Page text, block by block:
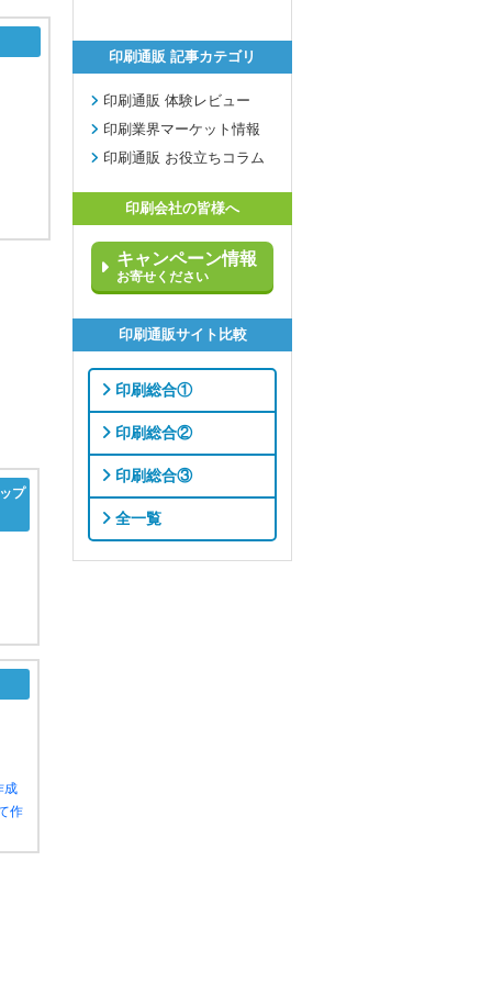
プ
成
作
印刷通販 記事カテゴリ
印刷通販 体験レビュー
印刷業界マーケット情報
印刷通販 お役立ちコラム
印刷会社の皆様へ
キャンペーン情報
お寄せください
印刷通販サイト比較
印刷総合①
印刷総合②
印刷総合③
全一覧